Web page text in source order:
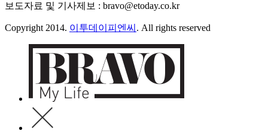
보도자료 및 기사제보 : bravo@etoday.co.kr
Copyright 2014. 이투데이피엔씨 . All rights reserved